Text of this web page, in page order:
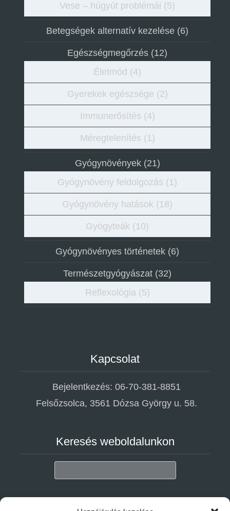
Vese – húgyút problémái (5)
Betegségek alternatív kezelése (6)
Egészségmegőrzés (12)
Életmód (4)
Gyerekek egészsége (2)
Immunerősítés (4)
Méregtelenítés (1)
Gyógynövények(21)
Gyógynövény feldolgozás (1)
Gyógynövény hatások (18)
Gyógyteák (10)
Gyógynövényes történetek (6)
Természetgyógyászat (32)
Reflexológia(5)
Kapcsolat
Bejelentkezés: 06-70-381-8851
Felsőzsolca, 3561 Dózsa György u. 58.
Keresés weboldalunkon